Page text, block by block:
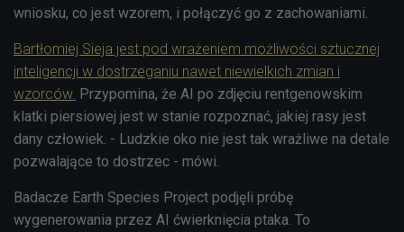
wniosku, co jest wzorem, i połączyć go z zachowaniami.
Bartłomiej Sieja jest pod wrażeniem możliwości sztucznej
inteligencji w dostrzeganiu nawet niewielkich zmian i
wzorców. Przypomina, że AI po zdjęciu rentgenowskim
klatki piersiowej jest w stanie rozpoznać, jakiej rasy jest
dany człowiek. - Ludzkie oko nie jest tak wrażliwe na detale
pozwalające to dostrzec - mówi.
Badacze Earth Species Project podjęli próbę
wygenerowania przez AI ćwierknięcia ptaka. To